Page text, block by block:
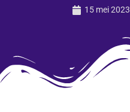
15 mei 2023